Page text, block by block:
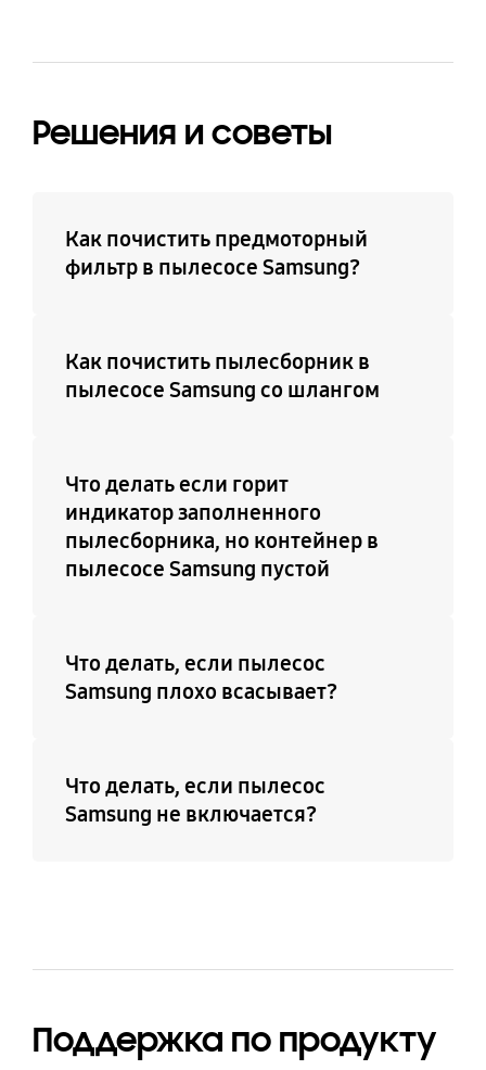
Решения и советы
Как почистить предмоторный
фильтр в пылесосе Samsung?
Как почистить пылесборник в
пылесосе Samsung со шлангом
Что делать если горит
индикатор заполненного
пылесборника, но контейнер в
пылесосе Samsung пустой
Что делать, если пылесос
Samsung плохо всасывает?
Что делать, если пылесос
Samsung не включается?
Поддержка по продукту